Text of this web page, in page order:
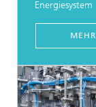
Energiesystem
MEHR